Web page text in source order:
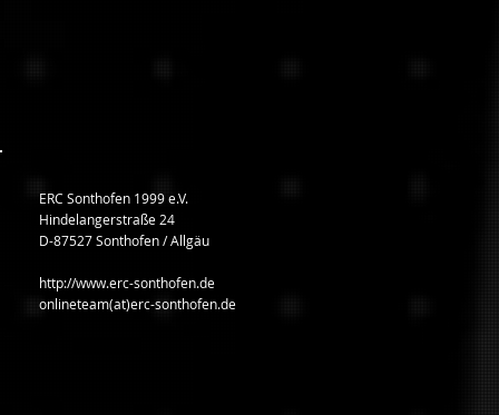
ERC Sonthofen 1999 e.V.
Hindelangerstraße 24
D-87527 Sonthofen / Allgäu
http://www.erc-sonthofen.de
onlineteam(at)erc-sonthofen.de